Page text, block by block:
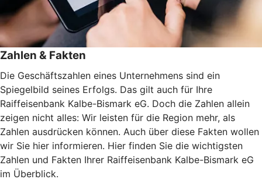
Zahlen & Fakten
Die Geschäftszahlen eines Unternehmens sind ein
Spiegelbild seines Erfolgs. Das gilt auch für Ihre
Raiffeisenbank Kalbe-Bismark eG. Doch die Zahlen allein
zeigen nicht alles: Wir leisten für die Region mehr, als
Zahlen ausdrücken können. Auch über diese Fakten wollen
wir Sie hier informieren. Hier finden Sie die wichtigsten
Zahlen und Fakten Ihrer Raiffeisenbank Kalbe-Bismark eG
im Überblick.